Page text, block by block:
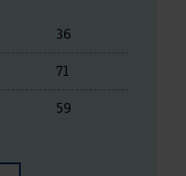
36
71
59